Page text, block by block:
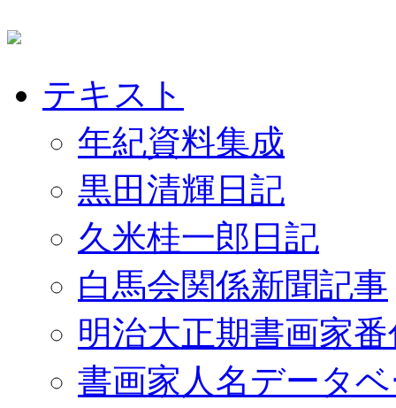
テキスト
年紀資料集成
黒田清輝日記
久米桂一郎日記
白馬会関係新聞記事
明治大正期書画家
書画家人名データ